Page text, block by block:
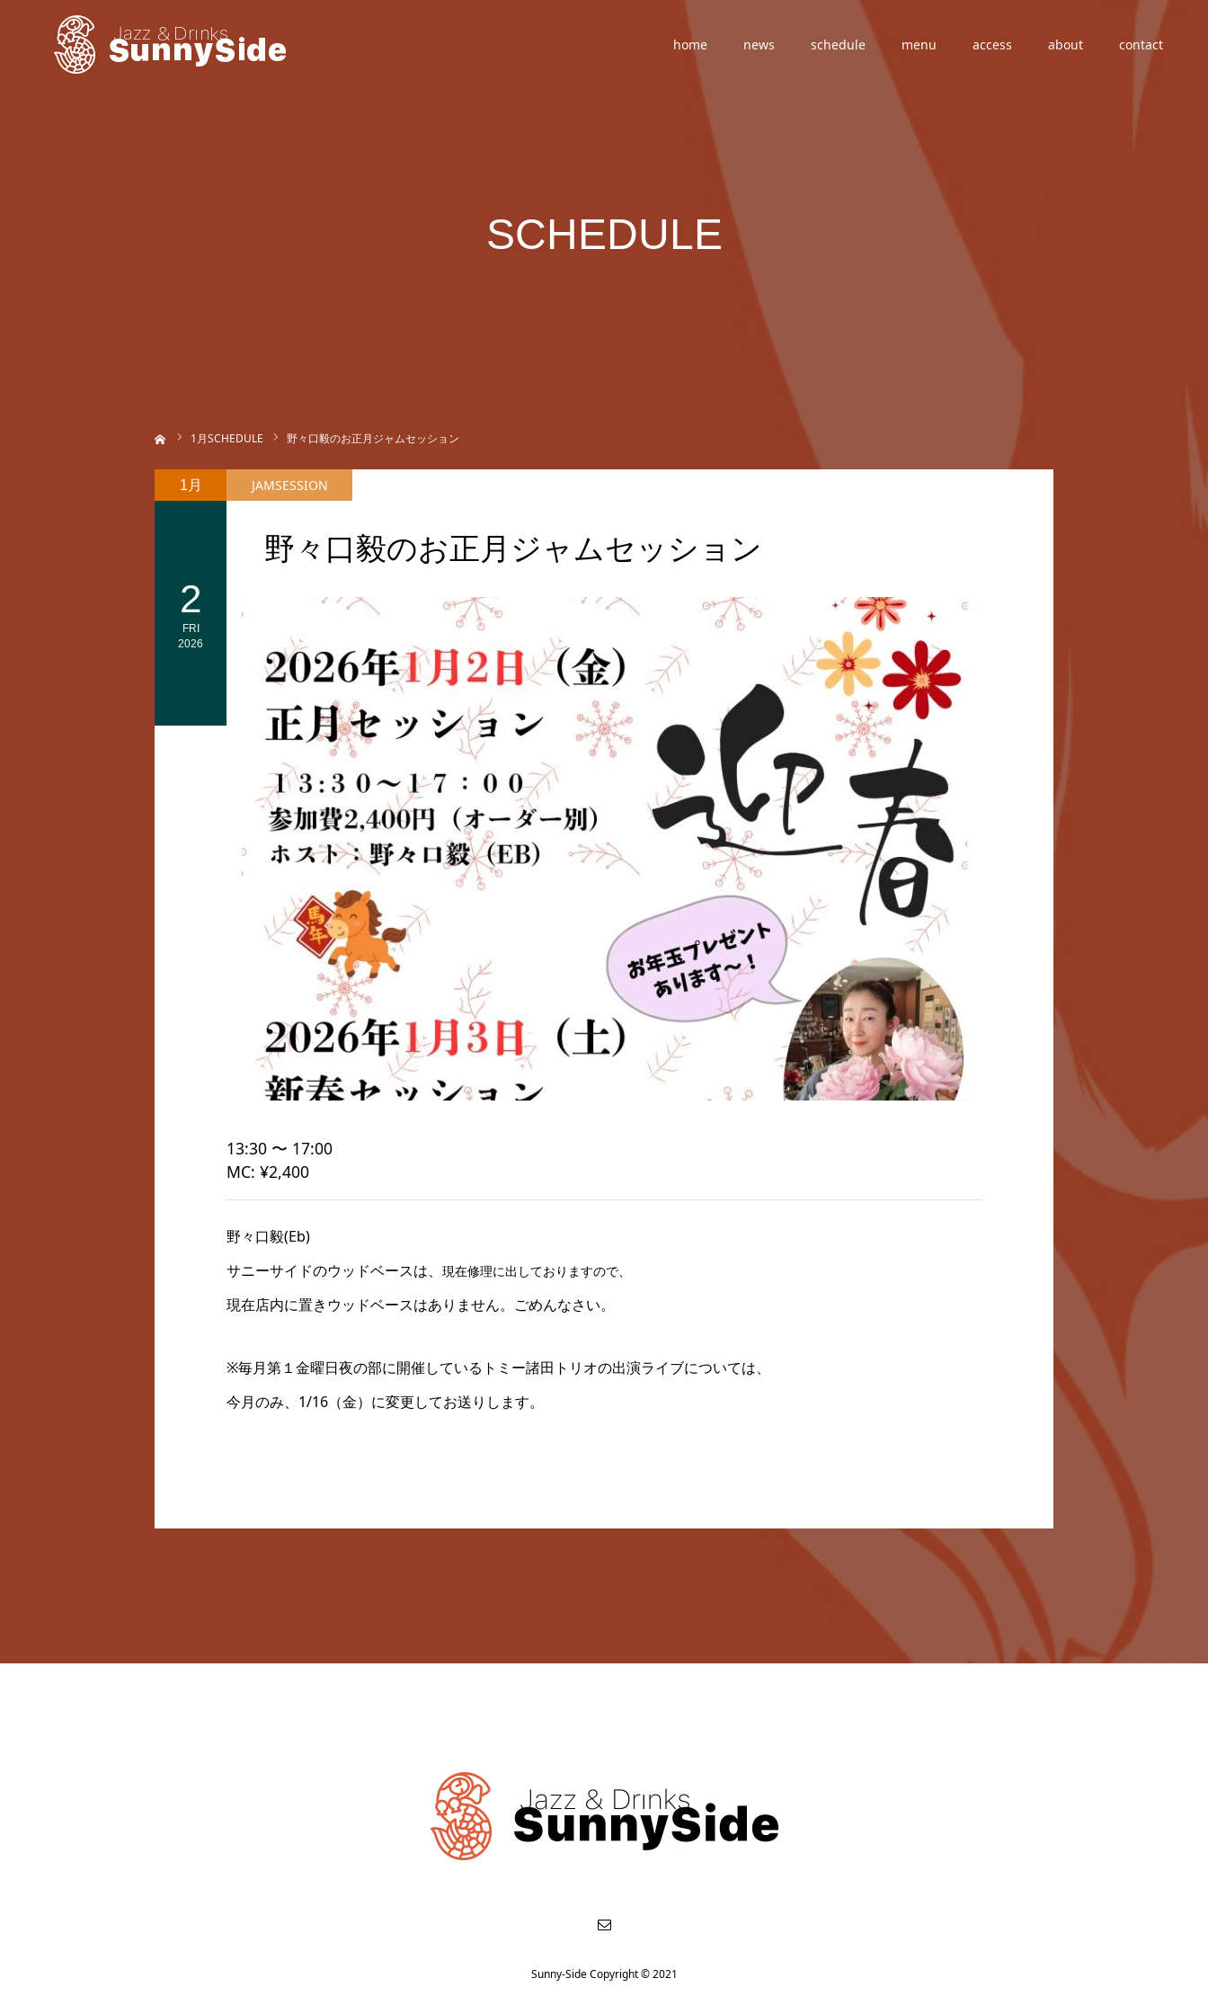
home news schedule menu access about contact
SCHEDULE
1 月SCHEDULE 野々口毅のお正月ジャムセッション
野々口毅のお正月ジャムセッション
1月
2
FRI
2026
JAMSESSION
13:30 〜 17:00
MC: ¥2,400
野々口毅(Eb)
サニーサイドのウッドベースは、 現在修理に出しておりますので、
現在店内に置きウッドベースはありません。ごめんなさい。
※毎月第１金曜日夜の部に開催しているトミー諸田トリオの出演ライブについては、
今月のみ、1/16（金）に変更してお送りします。
Sunny-Side Copyright © 2021